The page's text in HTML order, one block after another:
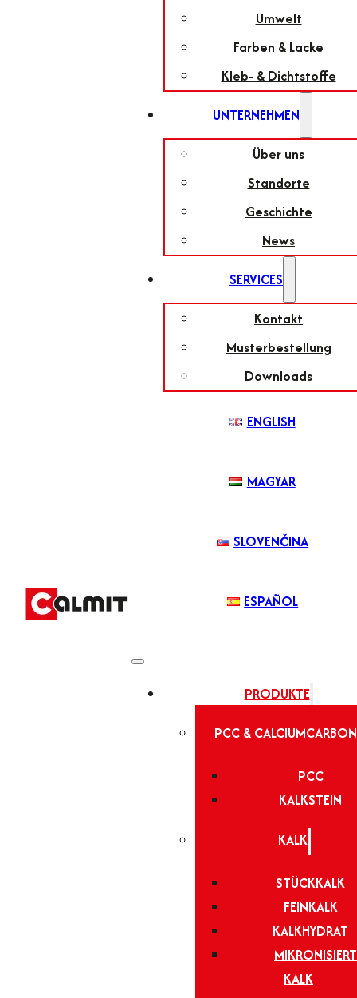
Umwelt
Farben & Lacke
Kleb- & Dichtstoffe
UNTERNEHMEN
Über uns
Standorte
Geschichte
News
SERVICES
Kontakt
Musterbestellung
Downloads
ENGLISH
MAGYAR
SLOVENČINA
ESPAÑOL
PRODUKTE
PCC &
PCC
KALKSTEIN
KALK
STÜCKKALK
FEINKALK
KALKHYDRAT
KALK